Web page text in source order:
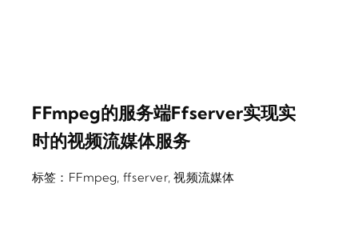
FFmpeg的服务端ffserver实现实
时的视频流媒体服务
标签： FFmpeg, ffserver,视频流媒体